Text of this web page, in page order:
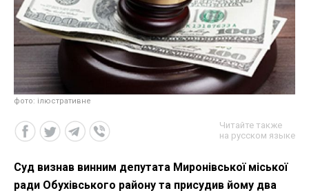
фото: ілюстративне
Читайте также
на русском языке
Суд визнав винним депутата Миронівської міської
ради Обухівського району та присудив йому два